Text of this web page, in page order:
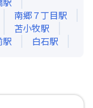
南郷７丁目駅
苫小牧駅
駅 白石駅